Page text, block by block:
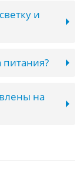
и
на